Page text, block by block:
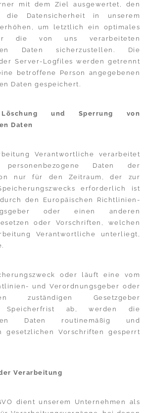
mit dem Ziel ausgewertet, den
die Datensicherheit in unserem
um letztlich ein optimales
die von uns verarbeiteten
Daten sicherzustellen. Die
Server-Logfiles werden getrennt
betroffene Person angegebenen
Daten gespeichert.
Löschung und Sperrung von
Daten
Verantwortliche verarbeitet
Daten der
nur für den Zeitraum, der zur
erforderlich ist
den Europäischen Richtlinien-
oder einen anderen
oder Vorschriften, welchen
Verantwortliche unterliegt,
oder läuft eine vom
und Verordnungsgeber oder
zuständigen Gesetzgeber
Speicherfrist ab, werden die
Daten routinemäßig und
gesetzlichen Vorschriften gesperrt
Verarbeitung
dient unserem Unternehmen als